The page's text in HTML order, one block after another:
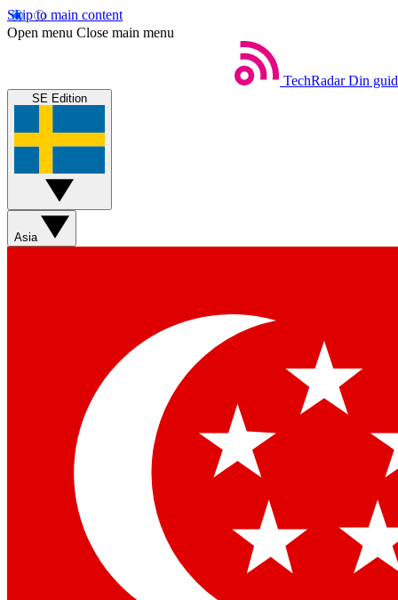
Skip to main content
Open menu Close main menu
TechRadar Din
SE Edition
Asia